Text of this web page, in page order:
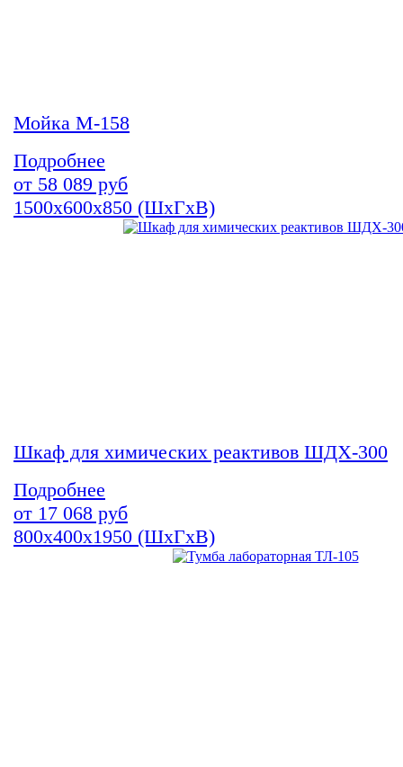
Мойка М-158
Подробнее
от 58 089 руб
1500х600х850 (ШхГхВ)
Шкаф для химических реактивов ШДХ-300
Подробнее
от 17 068 руб
800х400х1950 (ШхГхВ)